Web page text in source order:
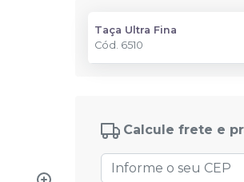
Taça Ultra Fina
Cód. 6510
Calcule frete e